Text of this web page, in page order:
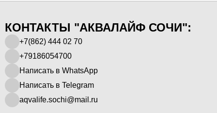
КОНТАКТЫ "АКВАЛАЙФ СОЧИ":
+7(862) 444 02 70
+79186054700
Написать в WhatsApp
Написать в Telegram
aqvalife.sochi@mail.ru